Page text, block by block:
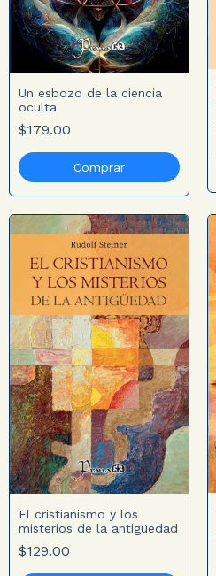
Un esbozo de la ciencia
oculta
$179.00
El cristianismo y los
misterios de la antigüedad
$129.00